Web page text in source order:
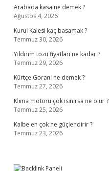
Arabada kasa ne demek ?
Ağustos 4, 2026
Kurul Kalesi kaç basamak ?
Temmuz 30, 2026
Yıldırım tozu fiyatları ne kadar ?
Temmuz 29, 2026
Kürtçe Gorani ne demek ?
Temmuz 27, 2026
Klima motoru çok ısınırsa ne olur ?
Temmuz 25, 2026
Kalbe en çok ne güçlendirir ?
Temmuz 23, 2026